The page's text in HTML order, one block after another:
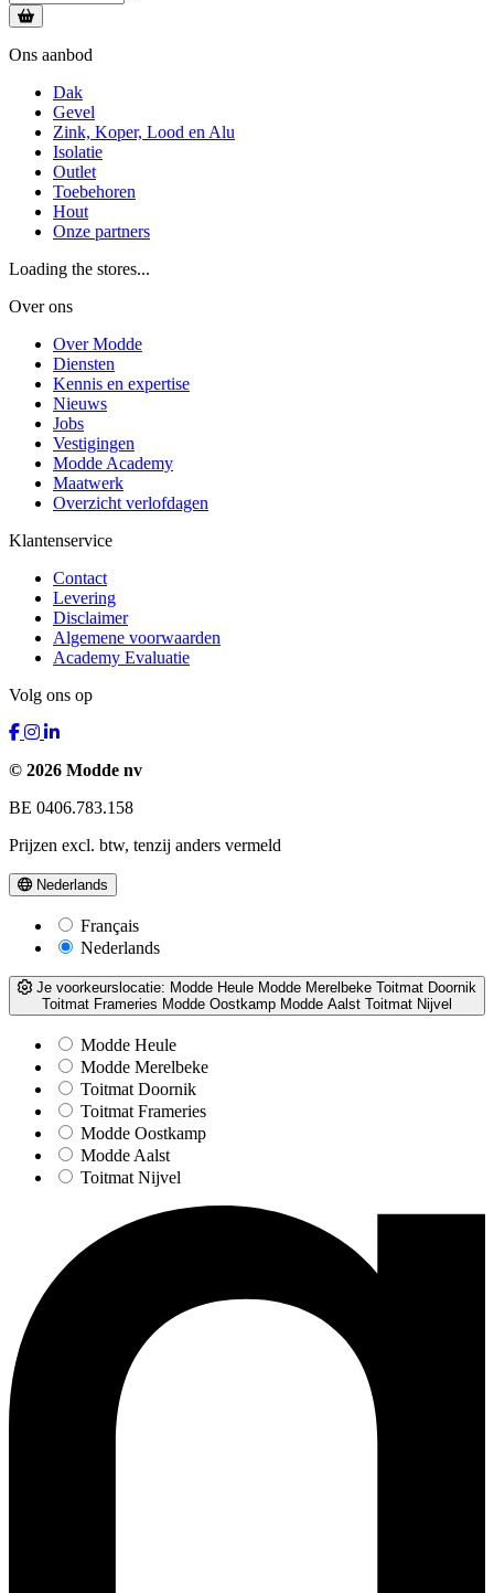
Ons aanbod
Dak
Gevel
Zink, Koper, Lood en Alu
Isolatie
Outlet
Toebehoren
Hout
Onze partners
Loading the stores...
Over ons
Over Modde
Diensten
Kennis en expertise
Nieuws
Jobs
Vestigingen
Modde Academy
Maatwerk
Overzicht verlofdagen
Klantenservice
Contact
Levering
Disclaimer
Algemene voorwaarden
Academy Evaluatie
Volg ons op
© 2026 Modde nv
BE 0406.783.158
Prijzen excl. btw, tenzij anders vermeld
Nederlands
Français
Nederlands
Je voorkeurslocatie: Modde Heule Modde Merelbeke Toitmat Doornik
Toitmat Frameries Modde Oostkamp Modde Aalst Toitmat Nijvel
Modde Heule
Modde Merelbeke
Toitmat Doornik
Toitmat Frameries
Modde Oostkamp
Modde Aalst
Toitmat Nijvel